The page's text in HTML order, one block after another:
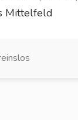
Mittelfeld